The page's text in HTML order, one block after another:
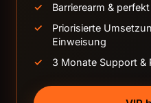
Barrierearm &
Priorisierte
Einweisung
3 Monate Support &